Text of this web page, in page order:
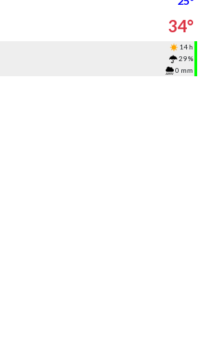
34°
14 h
29 %
0 mm